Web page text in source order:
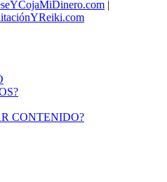
|
CONTENIDO?